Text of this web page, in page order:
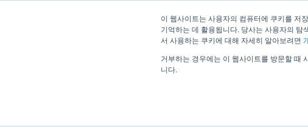
이 웹사이트는 사용자의 컴퓨터에 쿠키를 저
기억하는 데 활용됩니다. 당사는 사용자의
서 사용하는 쿠키에 대해 자세히 알아보려면
거부하는 경우에는 이 웹사이트를 방문할 때
니다.